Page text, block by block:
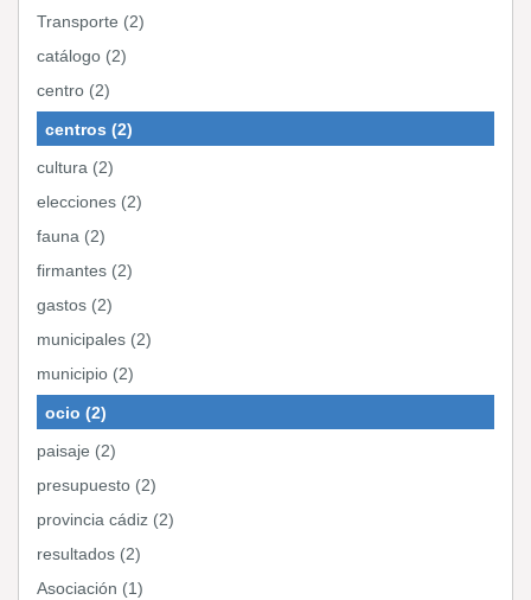
Transporte (2)
catálogo (2)
centro (2)
centros (2)
cultura (2)
elecciones (2)
fauna (2)
firmantes (2)
gastos (2)
municipales (2)
municipio (2)
ocio (2)
paisaje (2)
presupuesto (2)
provincia cádiz (2)
resultados (2)
Asociación (1)